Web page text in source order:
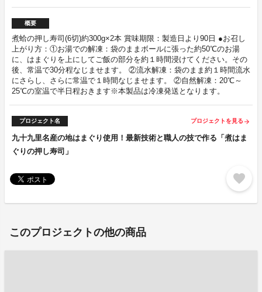
概要
煮蛤の押し寿司(6切)約300g×2本 賞味期限：製造日より90日 ●お召し
上がり方：①お湯での解凍：袋のままボールに張った約50℃のお湯
に、はまぐりを上にしてご飯の部分を約１時間浸けてください。その
後、常温で30分程なじませます。 ②流水解凍：袋のまま約１時間流水
にさらし、さらに常温で１時間なじませます。 ②自然解凍：20℃～
25℃の室温で半日程おきます※本製品は冷凍発送となります。
プロジェクト名 プロジェクトを見る arrow_forward
九十九里名産の地はまぐり使用！最新技術と職人の技で作る「煮はま
ぐりの押し寿司」
favorite
このプロジェクトの他の商品